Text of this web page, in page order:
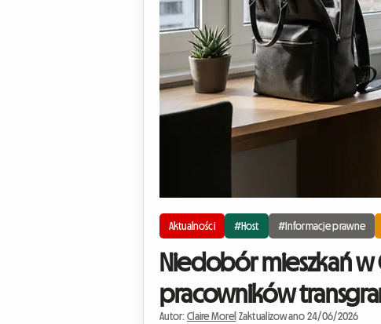
Aktualności #Host #Informacje prawne
Niedobór mieszkań
pracowników
Autor: Claire Morel Zaktualizowano 24/06/2026